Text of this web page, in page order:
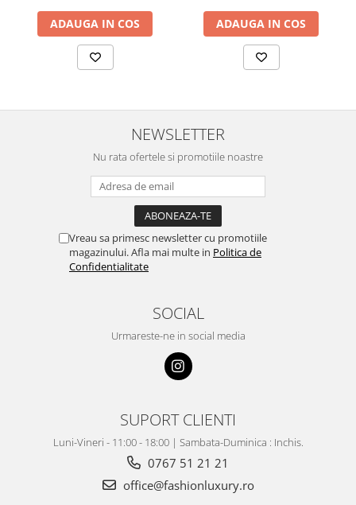
ADAUGA IN COS ADAUGA IN COS
NEWSLETTER
Nu rata ofertele si promotiile noastre
Vreau sa primesc newsletter cu promotiile
magazinului. Afla mai multe in Politica de
Confidentialitate
SOCIAL
Urmareste-ne in social media
SUPORT CLIENTI
Luni-Vineri - 11:00 - 18:00 | Sambata-Duminica : Inchis.
0767 51 21 21
office@fashionluxury.ro